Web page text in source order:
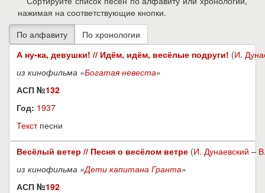
нажимая на соответствующие кнопки.
А ну-ка, девушки! // Идём, идём, весёлые подруги! (И.
из кинофильма «Богатая невеста»
АСП №132
Год: 1937
Текстпесни
Весёлый ветер // Песня о весёлом ветре (И. Дунаевский –
из кинофильма «Дети капитана Гранта»
АСП №192